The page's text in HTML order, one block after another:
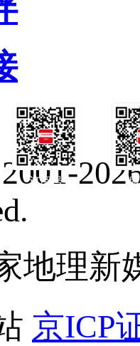
订阅号
地理新
京ICP